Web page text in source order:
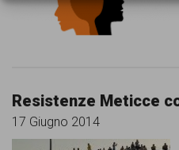
Resistenze Meticce
17 Giugno 2014